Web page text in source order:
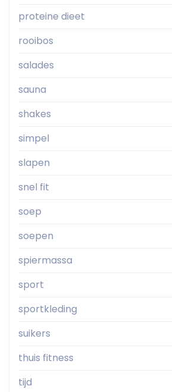
proteine dieet
rooibos
salades
sauna
shakes
simpel
slapen
snel fit
soep
soepen
spiermassa
sport
sportkleding
suikers
thuis fitness
tijd